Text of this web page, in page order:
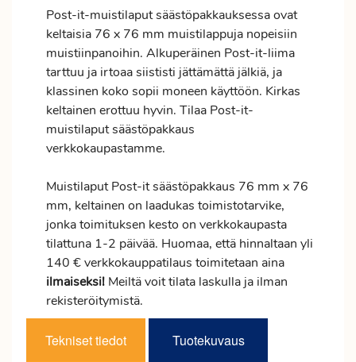
Post-it-muistilaput säästöpakkauksessa ovat
keltaisia 76 x 76 mm muistilappuja nopeisiin
muistiinpanoihin. Alkuperäinen Post-it-liima
tarttuu ja irtoaa siististi jättämättä jälkiä, ja
klassinen koko sopii moneen käyttöön. Kirkas
keltainen erottuu hyvin. Tilaa Post-it-
muistilaput säästöpakkaus
verkkokaupastamme.
Muistilaput Post-it säästöpakkaus 76 mm x 76
mm, keltainen on laadukas toimistotarvike,
jonka toimituksen kesto on verkkokaupasta
tilattuna 1-2 päivää. Huomaa, että hinnaltaan yli
140 € verkkokauppatilaus toimitetaan aina
ilmaiseksi! Meiltä voit tilata laskulla ja ilman
rekisteröitymistä.
Tekniset tiedot Tuotekuvaus